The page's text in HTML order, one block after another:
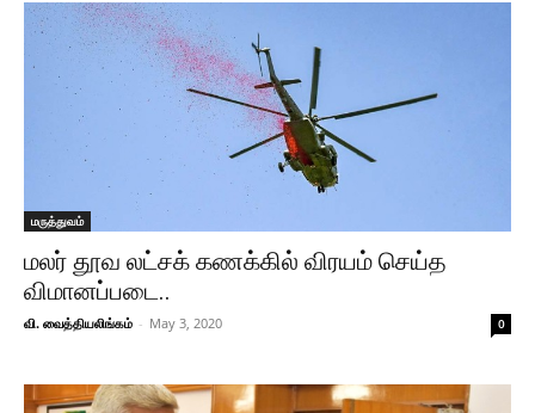
மருத்துவம்
மலர் தூவ லட்சக் கணக்கில் விரயம் செய்த
விமானப்படை..
வி. வைத்தியலிங்கம் - May 3, 2020 0